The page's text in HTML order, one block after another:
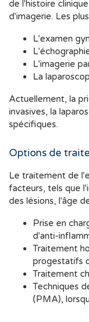
de l'histoire
d'imagerie. Les
L'examen
L'imagerie
La
Actuellement, la
invasives, la
spécifiques.
Options de
Le traitement de
facteurs, tels que
des lésions, l'âge
Prise en
d'anti-
Traitement
progestatifs
Traitement
Techniques
(PMA),